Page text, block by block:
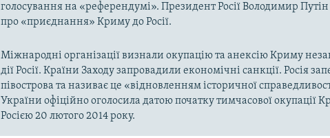
голосування на «референдумі». Президент Росії Володимир Путін
про «приєднання» Криму до Росії.
Міжнародні організації визнали окупацію та анексію Криму
дії Росії. Країни Заходу запровадили економічні санкції. Росія
півострова та називає це «відновленням історичної
України офіційно оголосила датою початку тимчасової окупації
Росією 20 лютого 2014 року.